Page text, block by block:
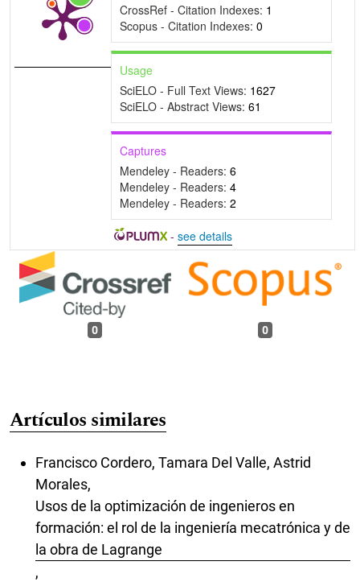
CrossRef - Citation Indexes: 1
Scopus - Citation Indexes: 0
Usage
SciELO - Full Text Views: 1627
SciELO - Abstract Views: 61
Captures
Mendeley - Readers: 6
Mendeley - Readers: 4
Mendeley - Readers: 2
- see details
0 0
Artículos similares
Francisco Cordero, Tamara Del Valle, Astrid
Morales,
Usos de la optimización de ingenieros en
formación: el rol de la ingeniería mecatrónica y de
la obra de Lagrange
,